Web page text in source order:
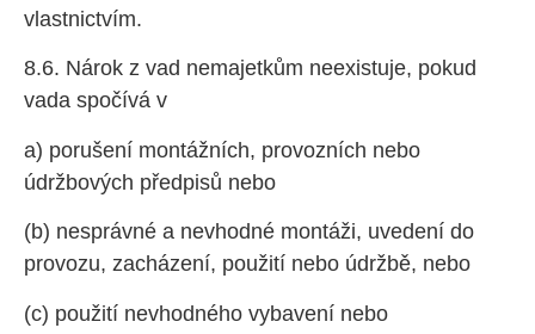
vlastnictvím.
8.6. Nárok z vad nemajetkům neexistuje, pokud
vada spočívá v
a) porušení montážních, provozních nebo
údržbových předpisů nebo
(b) nesprávné a nevhodné montáži, uvedení do
provozu, zacházení, použití nebo údržbě, nebo
(c) použití nevhodného vybavení nebo